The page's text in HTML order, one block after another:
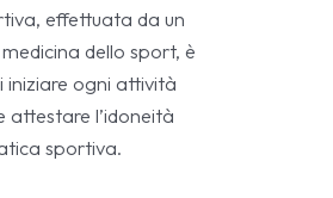
effettuata da un
dello sport, è
ogni attività
attestare l’idoneità
sportiva.